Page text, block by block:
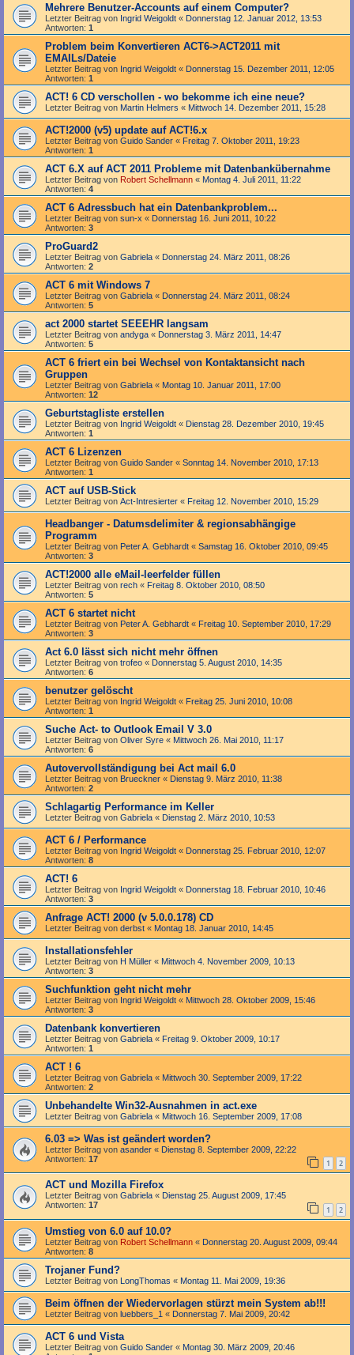
Mehrere Benutzer-Accounts auf einem Computer?
Letzter Beitrag von Ingrid Weigoldt « Donnerstag 12. Januar 2012, 13:53
Antworten: 1
Problem beim Konvertieren ACT6->ACT2011 mit
EMAILs/Dateie
Letzter Beitrag von Ingrid Weigoldt « Donnerstag 15. Dezember 2011, 12:05
Antworten: 1
ACT! 6 CD verschollen - wo bekomme ich eine neue?
Letzter Beitrag von Martin Helmers « Mittwoch 14. Dezember 2011, 15:28
ACT!2000 (v5) update auf ACT!6.x
Letzter Beitrag von Guido Sander « Freitag 7. Oktober 2011, 19:23
Antworten: 1
ACT 6.X auf ACT 2011 Probleme mit Datenbankübernahme
Letzter Beitrag von Robert Schellmann « Montag 4. Juli 2011, 11:22
Antworten: 4
ACT 6 Adressbuch hat ein Datenbankproblem...
Letzter Beitrag von sun-x « Donnerstag 16. Juni 2011, 10:22
Antworten: 3
ProGuard2
Letzter Beitrag von Gabriela « Donnerstag 24. März 2011, 08:26
Antworten: 2
ACT 6 mit Windows 7
Letzter Beitrag von Gabriela « Donnerstag 24. März 2011, 08:24
Antworten: 5
act 2000 startet SEEEHR langsam
Letzter Beitrag von andyga « Donnerstag 3. März 2011, 14:47
Antworten: 5
ACT 6 friert ein bei Wechsel von Kontaktansicht nach
Gruppen
Letzter Beitrag von Gabriela « Montag 10. Januar 2011, 17:00
Antworten: 12
Geburtstagliste erstellen
Letzter Beitrag von Ingrid Weigoldt « Dienstag 28. Dezember 2010, 19:45
Antworten: 1
ACT 6 Lizenzen
Letzter Beitrag von Guido Sander « Sonntag 14. November 2010, 17:13
Antworten: 1
ACT auf USB-Stick
Letzter Beitrag von Act-Intresierter « Freitag 12. November 2010, 15:29
Headbanger - Datumsdelimiter & regionsabhängige
Programm
Letzter Beitrag von Peter A. Gebhardt « Samstag 16. Oktober 2010, 09:45
Antworten: 3
ACT!2000 alle eMail-leerfelder füllen
Letzter Beitrag von rech « Freitag 8. Oktober 2010, 08:50
Antworten: 5
ACT 6 startet nicht
Letzter Beitrag von Peter A. Gebhardt « Freitag 10. September 2010, 17:29
Antworten: 3
Act 6.0 lässt sich nicht mehr öffnen
Letzter Beitrag von trofeo « Donnerstag 5. August 2010, 14:35
Antworten: 6
benutzer gelöscht
Letzter Beitrag von Ingrid Weigoldt « Freitag 25. Juni 2010, 10:08
Antworten: 1
Suche Act- to Outlook Email V 3.0
Letzter Beitrag von Oliver Syre « Mittwoch 26. Mai 2010, 11:17
Antworten: 6
Autovervollständigung bei Act mail 6.0
Letzter Beitrag von Brueckner « Dienstag 9. März 2010, 11:38
Antworten: 2
Schlagartig Performance im Keller
Letzter Beitrag von Gabriela « Dienstag 2. März 2010, 10:53
ACT 6 / Performance
Letzter Beitrag von Ingrid Weigoldt « Donnerstag 25. Februar 2010, 12:07
Antworten: 8
ACT! 6
Letzter Beitrag von Ingrid Weigoldt « Donnerstag 18. Februar 2010, 10:46
Antworten: 3
Anfrage ACT! 2000 (v 5.0.0.178) CD
Letzter Beitrag von derbst « Montag 18. Januar 2010, 14:45
Installationsfehler
Letzter Beitrag von H Müller « Mittwoch 4. November 2009, 10:13
Antworten: 3
Suchfunktion geht nicht mehr
Letzter Beitrag von Ingrid Weigoldt « Mittwoch 28. Oktober 2009, 15:46
Antworten: 3
Datenbank konvertieren
Letzter Beitrag von Gabriela « Freitag 9. Oktober 2009, 10:17
Antworten: 1
ACT ! 6
Letzter Beitrag von Gabriela « Mittwoch 30. September 2009, 17:22
Antworten: 2
Unbehandelte Win32-Ausnahmen in act.exe
Letzter Beitrag von Gabriela « Mittwoch 16. September 2009, 17:08
6.03 => Was ist geändert worden?
Letzter Beitrag von asander « Dienstag 8. September 2009, 22:22
Antworten: 17 1 2
ACT und Mozilla Firefox
Letzter Beitrag von Gabriela « Dienstag 25. August 2009, 17:45
Antworten: 17 1 2
Umstieg von 6.0 auf 10.0?
Letzter Beitrag von Robert Schellmann « Donnerstag 20. August 2009, 09:44
Antworten: 8
Trojaner Fund?
Letzter Beitrag von LongThomas « Montag 11. Mai 2009, 19:36
Beim öffnen der Wiedervorlagen stürzt mein System ab!!!
Letzter Beitrag von luebbers_1 « Donnerstag 7. Mai 2009, 20:42
ACT 6 und Vista
Letzter Beitrag von Guido Sander « Montag 30. März 2009, 20:46